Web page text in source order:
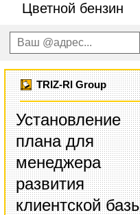
Цветной бензин
TRIZ-RI Group
Установление
плана для
менеджера
развития
клиентской